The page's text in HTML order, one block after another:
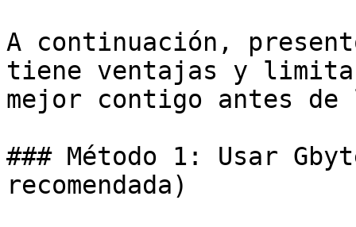
A continuación,
tiene ventajas y
mejor contigo antes
### Método 1: Usar
recomendada)